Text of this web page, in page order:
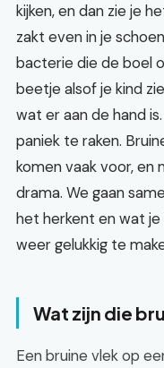
kijken, en dan zie je
zakt even in je
bacterie die de boel
beetje alsof je kind
wat er aan de hand
paniek te raken.
komen vaak voor,
drama. We gaan
het herkent en wat
weer gelukkig te
Wat zijn die
Een bruine vlek op